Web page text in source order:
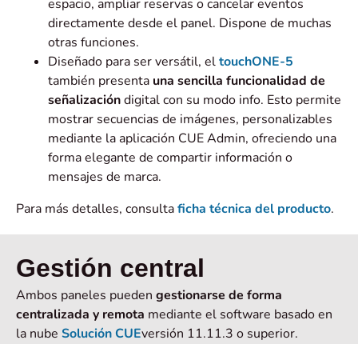
espacio, ampliar reservas o cancelar eventos
directamente desde el panel. Dispone de muchas
otras funciones.
Diseñado para ser versátil, eltouchONE-5
también presenta una sencilla funcionalidad de
señalizacióndigital con su modo info. Esto permite
mostrar secuencias de imágenes, personalizables
mediante la aplicación CUE Admin, ofreciendo una
forma elegante de compartir información o
mensajes de marca.
Para más detalles, consultaficha técnica del producto.
Gestión central
Ambos paneles pueden gestionarse de forma
centralizada y remota mediante el software basado en
la nube Solución CUEversión 11.11.3 o superior.